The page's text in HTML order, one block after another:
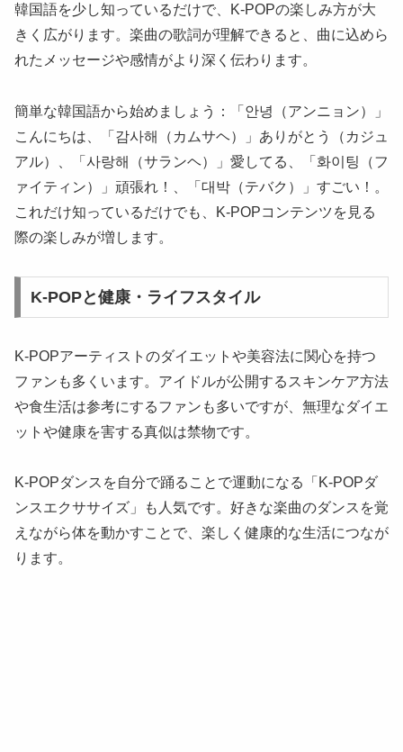
韓国語を少し知っているだけで、K-POPの楽しみ方が大
きく広がります。楽曲の歌詞が理解できると、曲に込めら
れたメッセージや感情がより深く伝わります。
簡単な韓国語から始めましょう：「안녕（アンニョン）」
こんにちは、「감사해（カムサヘ）」ありがとう（カジュ
アル）、「사랑해（サランヘ）」愛してる、「화이팅（フ
ァイティン）」頑張れ！、「대박（テバク）」すごい！。
これだけ知っているだけでも、K-POPコンテンツを見る
際の楽しみが増します。
K-POPと健康・ライフスタイル
K-POPアーティストのダイエットや美容法に関心を持つ
ファンも多くいます。アイドルが公開するスキンケア方法
や食生活は参考にするファンも多いですが、無理なダイエ
ットや健康を害する真似は禁物です。
K-POPダンスを自分で踊ることで運動になる「K-POPダ
ンスエクササイズ」も人気です。好きな楽曲のダンスを覚
えながら体を動かすことで、楽しく健康的な生活につなが
ります。